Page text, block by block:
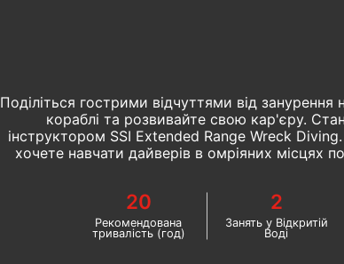
Поділіться гострими відчуттями від занурення
кораблі та розвивайте свою кар'єру.
інструктором SSI Extended Range Wreck
хочете навчати дайверів в омріяних місцях
20
Рекомендована
тривалість (год)
2
Занять у Відкритій
Воді